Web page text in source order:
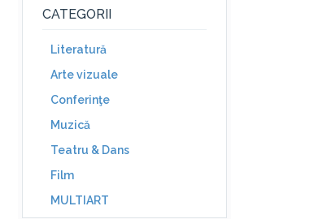
CATEGORII
Literatură
Arte vizuale
Conferinţe
Muzică
Teatru & Dans
Film
MULTIART